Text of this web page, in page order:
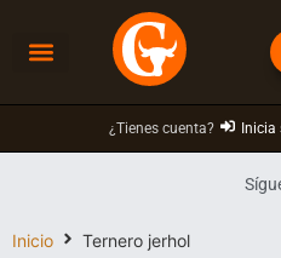
¿Tienes cuenta? Inicia
Inicio Ternero jerhol